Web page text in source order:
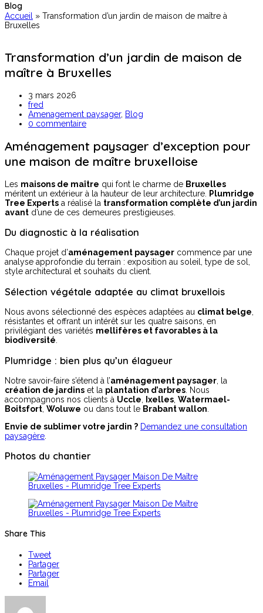
Blog
Accueil » Transformation d’un jardin de maison de maître à
Bruxelles
Transformation d’un jardin de maison de
maître à Bruxelles
3 mars 2026
fred
Amenagement paysager, Blog
0 commentaire
Aménagement paysager d’exception pour
une maison de maître bruxelloise
Les maisons de maître qui font le charme de Bruxelles
méritent un extérieur à la hauteur de leur architecture.
Plumridge
Tree Experts a réalisé la transformation complète d’un jardin
avant d’une de ces demeures prestigieuses.
Du diagnostic à la réalisation
Chaque projet d’aménagement paysager commence par une
analyse approfondie du terrain : exposition au soleil, type de sol,
style architectural et souhaits du client.
Sélection végétale adaptée au climat bruxellois
Nous avons sélectionné des espèces adaptées au climat belge
résistantes et offrant un intérêt sur les quatre saisons, en
privilégiant des variétés mellifères et favorables à la
biodiversité
Plumridge : bien plus qu’un élagueur
Notre savoir-faire s’étend à l’aménagement paysager , la
création de jardins et la plantation d’arbres . Nous
accompagnons nos clients à Uccle Ixelles Watermael-
Boitsfort Woluwe ou dans tout le Brabant wallon
Envie de sublimer votre jardin ? Demandez une consultation
paysagère
Photos du chantier
Share This
Tweet
Partager
Partager
Email